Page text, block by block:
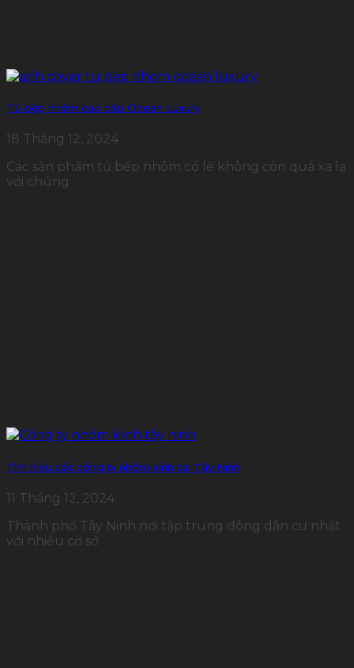
Tủ bếp nhôm cao cấp Ocean Luxury
18 Tháng 12, 2024
Các sản phẩm tủ bếp nhôm có lẽ không còn quá xa lạ
với chúng
Tìm hiểu các công ty nhôm kính tại Tây Ninh
11 Tháng 12, 2024
Thành phố Tây Ninh nơi tập trung đông dân cư nhất
với nhiều cơ sở